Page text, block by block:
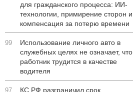
для гражданского процесса: ИИ-
технологии, примирение сторон и
компенсация за потерю времени
99
Использование личного авто в
служебных целях не означает, что
работник трудится в качестве
водителя
97
КС РФ разграничил срок